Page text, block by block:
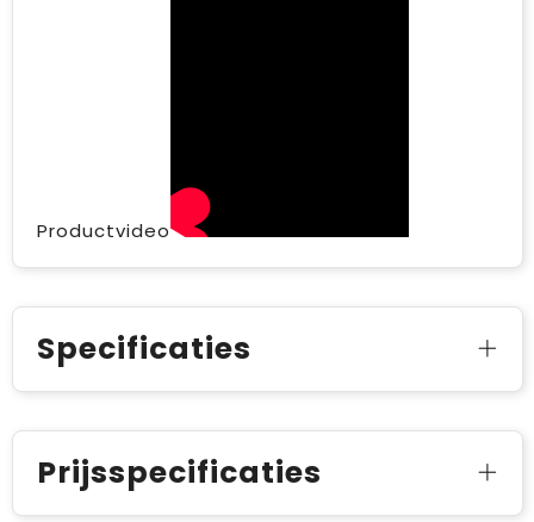
Productvideo
Specificaties
Prijsspecificaties